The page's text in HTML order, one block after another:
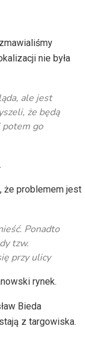
nie była
ale jest
że będą
go
że problemem jest
Ponadto
tzw.
przy ulicy
rynek.
Bieda
z targowiska.